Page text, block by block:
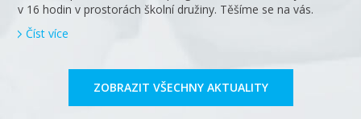
v 16 hodin v prostorách školní družiny. Těšíme se na vás.
Číst více
ZOBRAZIT VŠECHNY AKTUALITY